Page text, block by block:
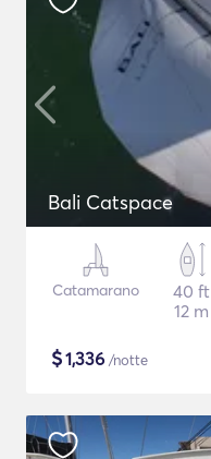
Bali Catspace
Catamarano
40 ft
12 m
$1,336 /notte